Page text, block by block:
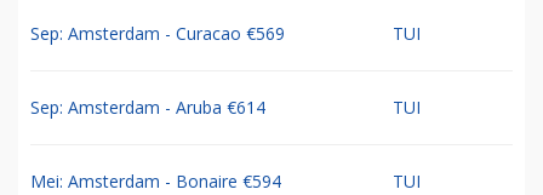
Sep: Amsterdam - Curacao €569 TUI
Sep: Amsterdam - Aruba €614 TUI
Mei: Amsterdam - Bonaire €594 TUI